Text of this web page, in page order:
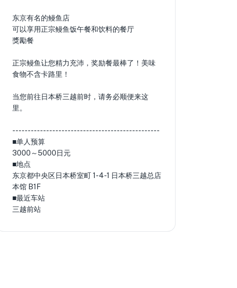
东京有名的鳗鱼店
可以享用正宗鳗鱼饭午餐和饮料的餐厅
獎勵餐
正宗鳗鱼让您精力充沛，奖励餐最棒了！美味
食物不含卡路里！
当您前往日本桥三越前时，请务必顺便来这
里。
------------------------------------------------
■单人预算
3000～5000日元
■地点
东京都中央区日本桥室町 1-4-1 日本桥三越总店
本馆 B1F
■最近车站
三越前站